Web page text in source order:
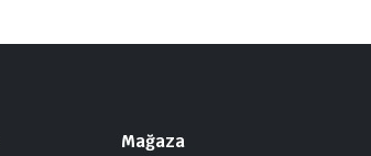
Mağaza